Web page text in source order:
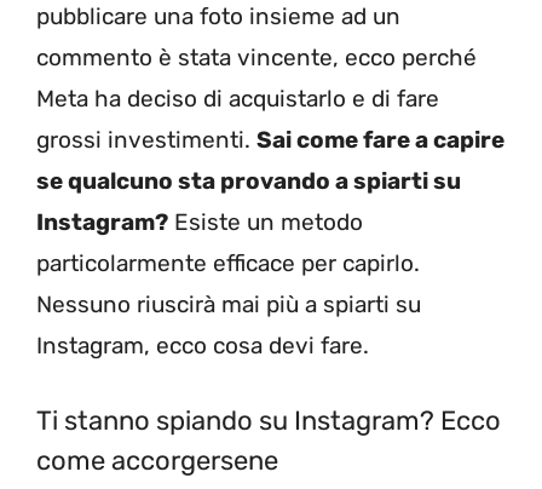
pubblicare una foto insieme ad un
commento è stata vincente, ecco perché
Meta ha deciso di acquistarlo e di fare
grossi investimenti. Sai come fare a capire
se qualcuno sta provando a spiarti su
Instagram? Esiste un metodo
particolarmente efficace per capirlo.
Nessuno riuscirà mai più a spiarti su
Instagram, ecco cosa devi fare.
Ti stanno spiando su Instagram? Ecco
come accorgersene